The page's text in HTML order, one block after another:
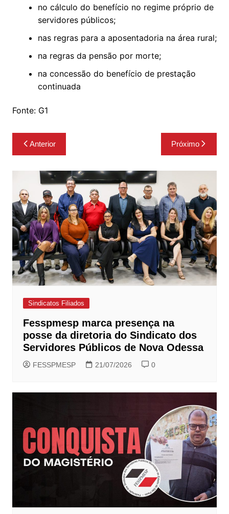
no cálculo do benefício no regime próprio de
servidores públicos;
nas regras para a aposentadoria na área rural;
na regras da pensão por morte;
na concessão do benefício de prestação
continuada
Fonte: G1
Navegação
de
Post
Anterior Próximo
Sindicatos Filiados
Fesspmesp marca presença na
posse da diretoria do Sindicato dos
Servidores Públicos de Nova Odessa
FESSPMESP 21/07/2026 0